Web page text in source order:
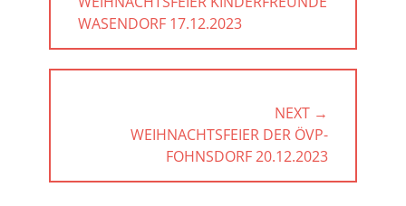
POST:
WASENDORF 17.12.2023
NEXT →
WEIHNACHTSFEIER DER ÖVP-
FOHNSDORF 20.12.2023